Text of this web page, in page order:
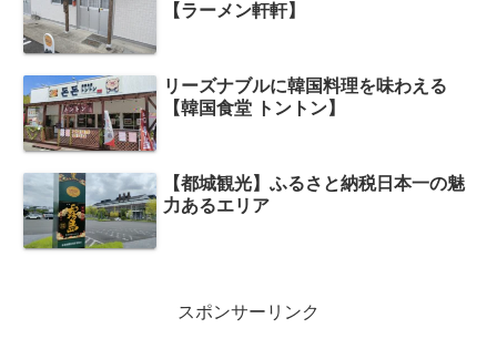
【ラーメン軒軒】
リーズナブルに韓国料理を味わえる
【韓国食堂 トントン】
【都城観光】ふるさと納税日本一の魅
力あるエリア
スポンサーリンク